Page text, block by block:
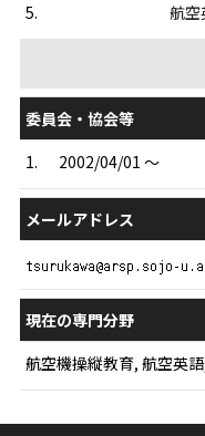
5. 航
委員会・協会等
1.
2002/04/01 ～
メールアドレス
現在の専門分野
航空機操縦教育, 航空英